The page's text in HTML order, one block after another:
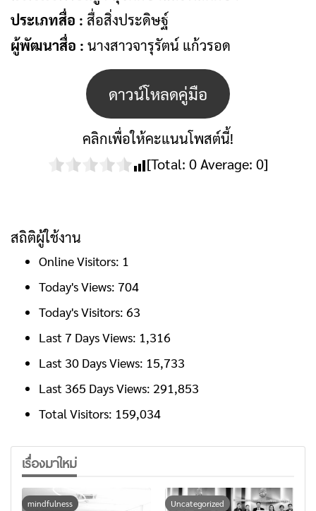
ประเภทสื่อ : สื่อสิ่งประดิษฐ์
ผู้พัฒนาสื่อ : นางสาวจารุรัตน์ แก้วรอด
ดาวน์โหลดคู่มือ
คลิกเพื่อให้คะแนนโพสต์นี้!
[Total: 0Average: 0]
สถิติผู้ใช้งาน
Online Visitors: 1
Today's Views: 704
Today's Visitors: 63
Last 7 Days Views: 1,316
Last 30 Days Views: 15,733
Last 365 Days Views: 291,853
Total Visitors: 159,034
เรื่องมาใหม่
mindfulness
Uncategorized